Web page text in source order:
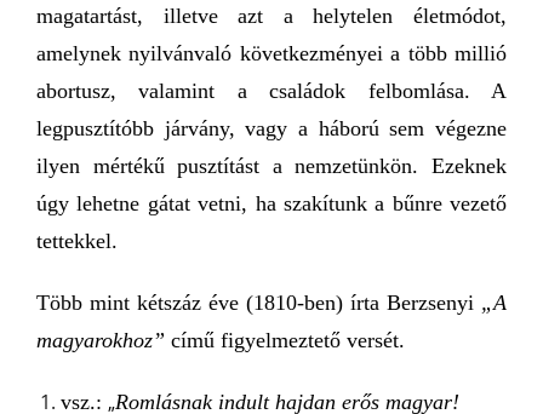
magatartást, illetve azt a helytelen életmódot,
amelynek nyilvánvaló következményei a több millió
abortusz, valamint a családok felbomlása. A
legpusztítóbb járvány, vagy a háború sem végezne
ilyen mértékű pusztítást a nemzetünkön. Ezeknek
úgy lehetne gátat vetni, ha szakítunk a bűnre vezető
tettekkel.
Több mint kétszáz éve (1810-ben) írta Berzsenyi „A
magyarokhoz” című figyelmeztető versét.
vsz.: „Romlásnak indult hajdan erős magyar!